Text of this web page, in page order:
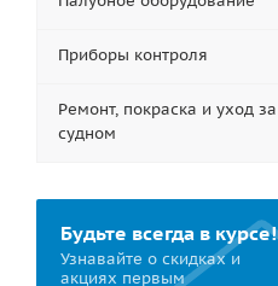
Приборы контроля
Ремонт, покраска и уход за
судном
Будьте всегда в курсе!
Узнавайте о скидках и
акциях первым